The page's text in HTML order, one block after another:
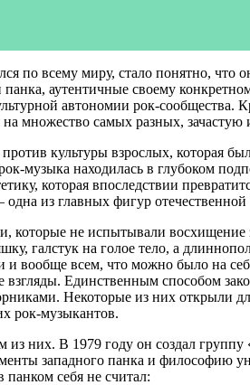
по всему миру, стало понятно,
аутентичные своему
автономии рок-
множество самых разных,
культуры взрослых, которая
музыка находилась в глубоком
которая впоследствии
из главных фигур
не испытывали восхищение
галстук на голое тело, а
вообще всем, что можно было на
Единственным способом
Некоторые из них открыли
рок-музыкантов.
них. В 1979 году он создал
западного панка и философию
себя не считал: